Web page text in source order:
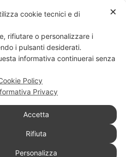
✕
cookie tecnici e di
rifiutare o personalizzare i
i pulsanti desiderati.
informativa continuerai senza
Policy
Privacy
Accetta
Rifiuta
Personalizza